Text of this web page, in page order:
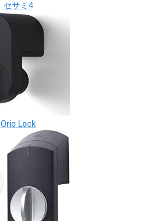
セサミ4
Qrio Lock